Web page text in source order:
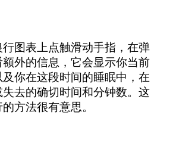
图表上点触滑动手指，在弹
外的信息，它会显示你当前
你在这段时间的睡眠中，在
去的确切时间和分钟数。这
方法很有意思。